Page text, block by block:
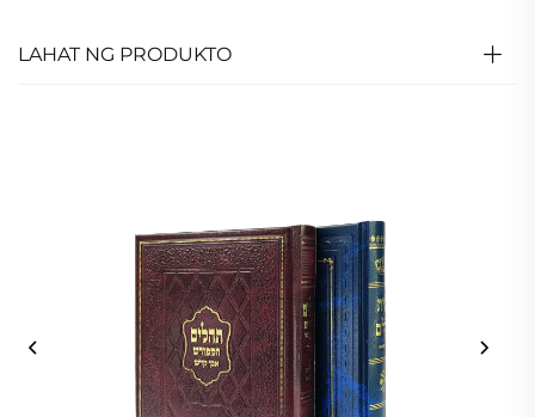
LAHAT NG PRODUKTO